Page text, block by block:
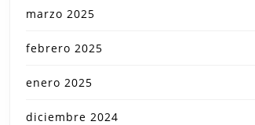
marzo 2025
febrero 2025
enero 2025
diciembre 2024